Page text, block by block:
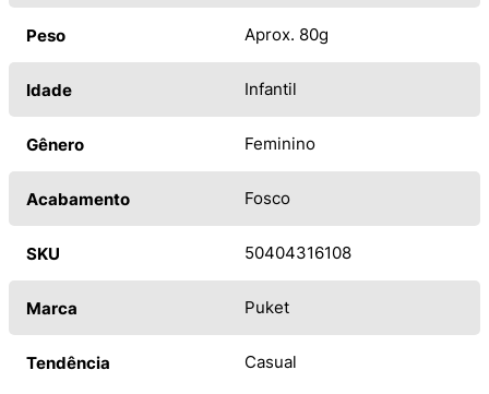
Peso Aprox. 80g
Idade Infantil
Gênero Feminino
Acabamento Fosco
SKU 50404316108
Marca Puket
Tendência Casual